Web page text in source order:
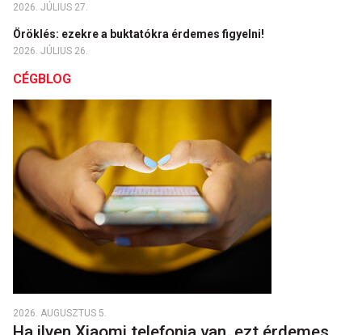
2026. JÚLIUS 27.
Öröklés: ezekre a buktatókra érdemes figyelni!
2026. JÚLIUS 26.
CÉGBLOG
2026. AUGUSZTUS 5.